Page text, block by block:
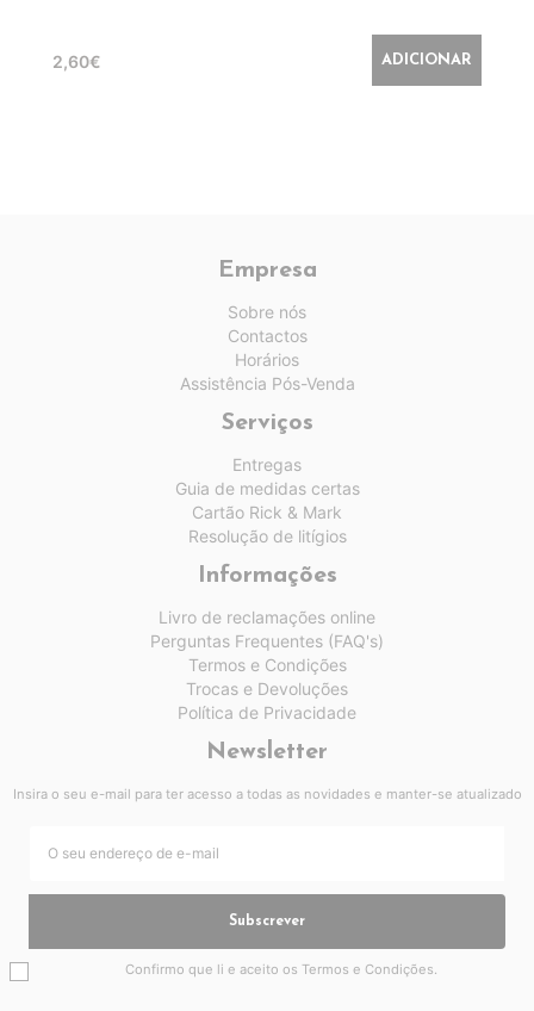
2,60€ ADICIONAR
Empresa
Sobre nós
Contactos
Horários
Assistência Pós-Venda
Serviços
Entregas
Guia de medidas certas
Cartão Rick & Mark
Resolução de litígios
Informações
Livro de reclamações online
Perguntas Frequentes (FAQ's)
Termos e Condições
Trocas e Devoluções
Política de Privacidade
Newsletter
Insira o seu e-mail para ter acesso a todas as novidades e manter-se atualizado
Subscrever
Confirmo que li e aceito os Termos e Condições.